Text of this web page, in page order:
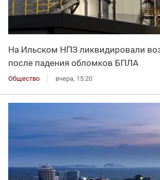
На Ильском НПЗ ликвидировали
после падения обломков БПЛА
Общество вчера, 15:20